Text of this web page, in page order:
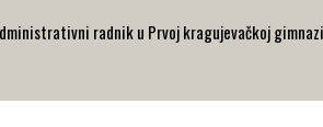
radnik u Prvoj kragujevačkoj